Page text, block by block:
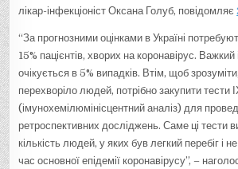
лікар-інфекціоніст Оксана Голуб, повідомляє
“За прогнозними оцінками в Україні
15% пацієнтів, хворих на коронавірус. Важкий
очікується в 5% випадків. Втім, щоб
перехворіло людей, потрібно закупити тести
(імунохемілюмінісцентний аналіз) для
ретроспективних досліджень. Саме ці тести
кількість людей, у яких був легкий перебіг і
час основної епідемії коронавірусу”, –